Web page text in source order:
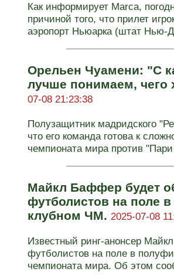
Как информирует Marca,
причиной того, что прилет
аэропорт Ньюарка (штат Нью-
Орельен Чуамени: "С
лучше понимаем, чего
07-08 21:23:38
Полузащитник мадридского
что его команда готова к
чемпионата мира против
Майкл Баффер будет
футболистов на поле
клубном ЧМ. 2025-07-08
Известный ринг-анонсер
футболистов на поле в
чемпионата мира. Об этом